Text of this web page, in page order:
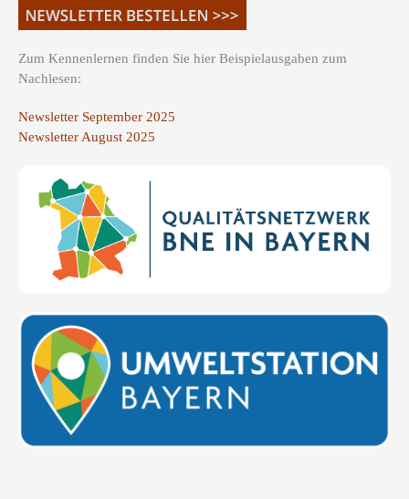
Zum Kennenlernen finden Sie hier Beispielausgaben zum
Nachlesen:
Newsletter September 2025
Newsletter August 2025